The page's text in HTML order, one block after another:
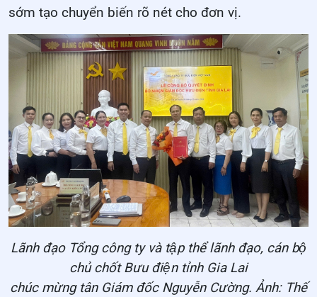
sớm tạo chuyển biến rõ nét cho đơn vị.
Lãnh đạo Tổng công ty và tập thể lãnh đạo, cán bộ
chủ chốt Bưu điện tỉnh Gia Lai
chúc mừng tân Giám đốc Nguyễn Cường. Ảnh: Thế